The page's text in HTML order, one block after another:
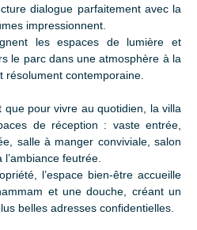
dialogue parfaitement avec la
impressionnent.
les espaces de lumière et
le parc dans une atmosphère à la
résolument contemporaine.
que pour vivre au quotidien, la villa
de réception : vaste entrée,
salle à manger conviviale, salon
feutrée.
l’espace bien-être accueille
et une douche, créant un
belles adresses confidentielles.